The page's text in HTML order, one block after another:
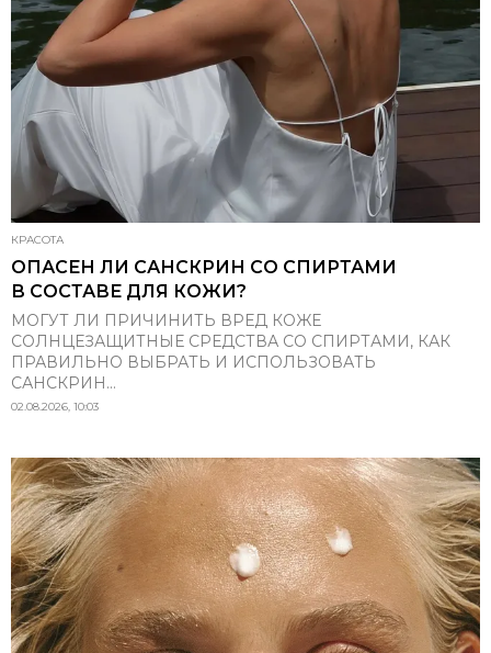
КРАСОТА
ОПАСЕН ЛИ САНСКРИН СО СПИРТАМИ
В СОСТАВЕ ДЛЯ КОЖИ?
МОГУТ ЛИ ПРИЧИНИТЬ ВРЕД КОЖЕ
СОЛНЦЕЗАЩИТНЫЕ СРЕДСТВА СО СПИРТАМИ, КАК
ПРАВИЛЬНО ВЫБРАТЬ И ИСПОЛЬЗОВАТЬ
САНСКРИН...
02.08.2026, 10:03